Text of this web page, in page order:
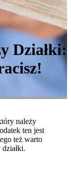
Działki:
należy
ten jest
też warto